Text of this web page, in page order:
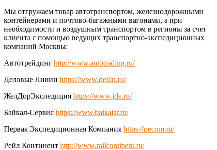
Мы отгружаем товар автотранспортом, железнодорожными
контейнерами и почтово-багажными вагонами, а при
необходимости и воздушным транспортом в регионы за счет
клиента с помощью ведущих транспортно-экспедиционных
компаний Москвы:
Автотрейдинг http://www.autotrading.ru/
Деловые Линии https://www.dellin.ru/
ЖелДорЭкспедиция https://www.jde.ru/
Байкал-Сервис https://www.baikalsr.ru/
Первая Экспедиционная Компания https://pecom.ru/
Рейл Континент http://www.railcontinent.ru/